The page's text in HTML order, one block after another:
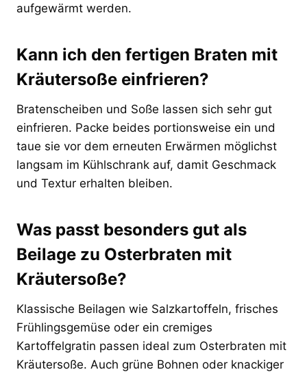
aufgewärmt werden.
Kann ich den fertigen Braten mit
Kräutersoße einfrieren?
Bratenscheiben und Soße lassen sich sehr gut
einfrieren. Packe beides portionsweise ein und
taue sie vor dem erneuten Erwärmen möglichst
langsam im Kühlschrank auf, damit Geschmack
und Textur erhalten bleiben.
Was passt besonders gut als
Beilage zu Osterbraten mit
Kräutersoße?
Klassische Beilagen wie Salzkartoffeln, frisches
Frühlingsgemüse oder ein cremiges
Kartoffelgratin passen ideal zum Osterbraten mit
Kräutersoße. Auch grüne Bohnen oder knackiger